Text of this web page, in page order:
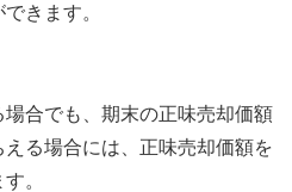
きます。
合でも、期末の正味売却価額
る場合には、正味売却価額を
。